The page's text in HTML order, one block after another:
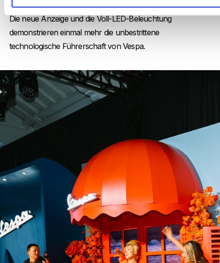
sind neu und der Sitz wurde durch neue Bezüge optimiert.
Die neue Anzeige und die Voll-LED-Beleuchtung
demonstrieren einmal mehr die unbestrittene
technologische Führerschaft von Vespa.